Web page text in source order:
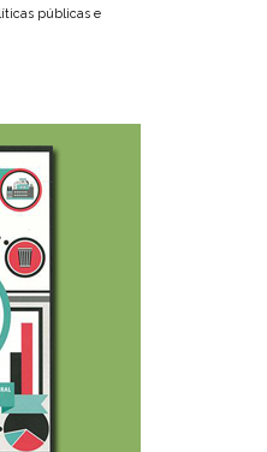
públicas e